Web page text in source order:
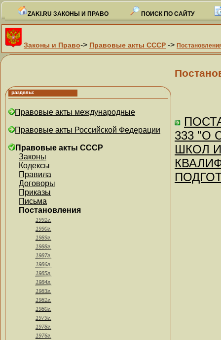
ZAKI.RU ЗАКОНЫ И ПРАВО ПОИСК ПО САЙТУ
Законы и Право-> Правовые акты СССР ->
Правовые акты международные
Правовые акты Российской Федерации
Правовые акты СССР
Законы
Кодексы
Правила
Договоры
Приказы
Письма
Постановления
1991г.
1990г.
1989г.
1988г.
1987г.
1986г.
1985г.
1984г.
1983г.
1981г.
1980г.
1979г.
1978г.
1976г.
333 "О
ШКОЛ